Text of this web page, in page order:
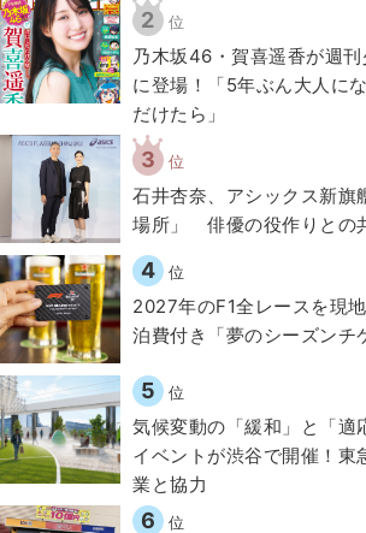
2 位
乃木坂46・賀喜遥香が週
に登場！「5年ぶん大人に
だけたら」
3 位
石井杏奈、アシックス新旗
場所」 俳優の役作りとの
4 位
2027年のF1全レースを現
泊費付き「夢のシーズンチ
5 位
気候変動の「緩和」と「適
イベントが渋谷で開催！東
業と協力
6 位